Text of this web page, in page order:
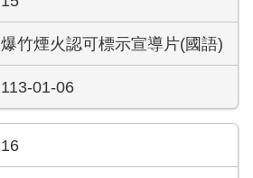
爆竹煙火認可標示宣導片(國語)
113-01-06
16